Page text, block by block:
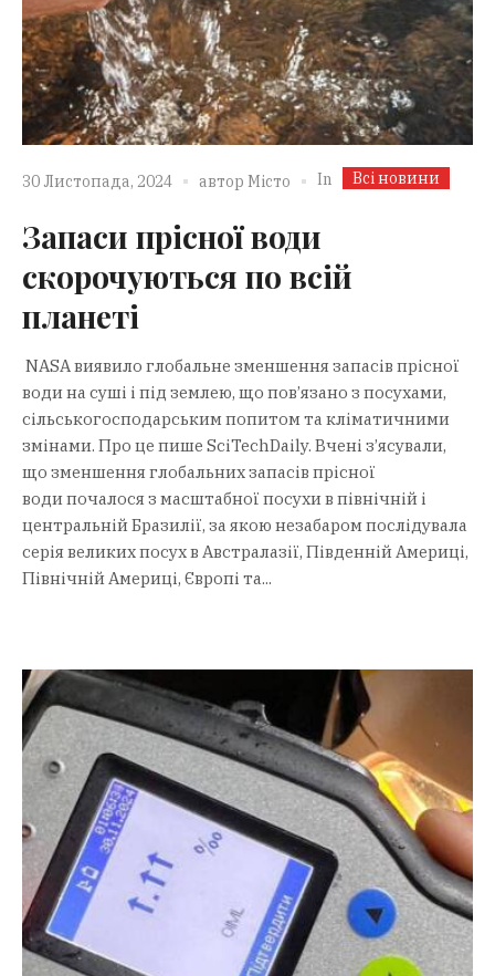
30 Листопада, 2024 автор Місто In Всі новини
Запаси прісної води
скорочуються по всій
планеті
NASA виявило глобальне зменшення запасів прісної
води на суші і під землею, що пов’язано з посухами,
сільськогосподарським попитом та кліматичними
змінами. Про це пише SciTechDaily. Вчені з’ясували,
що зменшення глобальних запасів прісної
води почалося з масштабної посухи в північній і
центральній Бразилії, за якою незабаром послідувала
серія великих посух в Австралазії, Південній Америці,
Північній Америці, Європі та...